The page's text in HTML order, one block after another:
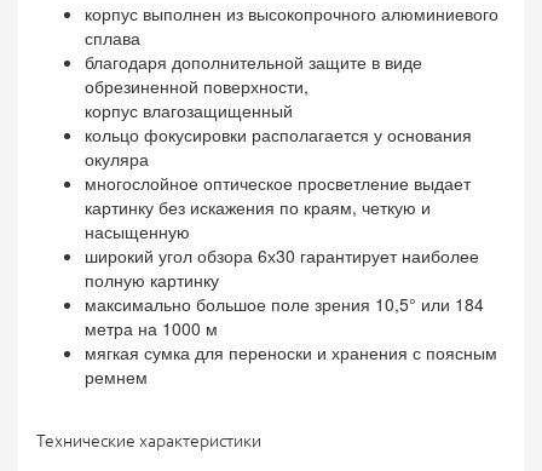
корпус выполнен из высокопрочного алюминиевого
сплава
благодаря дополнительной защите в виде
обрезиненной поверхности,
корпус влагозащищенный
кольцо фокусировки располагается у основания
окуляра
многослойное оптическое просветление выдает
картинку без искажения по краям, четкую и
насыщенную
широкий угол обзора 6х30 гарантирует наиболее
полную картинку
максимально большое поле зрения 10,5° или 184
метра на 1000 м
мягкая сумка для переноски и хранения с поясным
ремнем
Технические характеристики